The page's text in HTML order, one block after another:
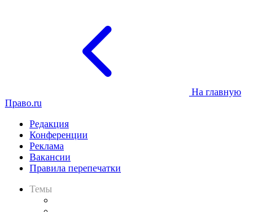
На главную
Право.ru
Редакция
Конференции
Реклама
Вакансии
Правила перепечатки
Темы